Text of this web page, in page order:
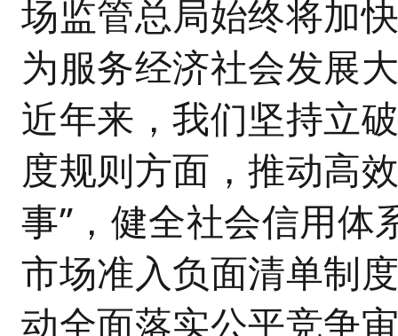
场监管总局始终将加
为服务经济社会发展
近年来，我们坚持立
度规则方面，推动高
事”，健全社会信用体
市场准入负面清单制
动全面落实公平竞争